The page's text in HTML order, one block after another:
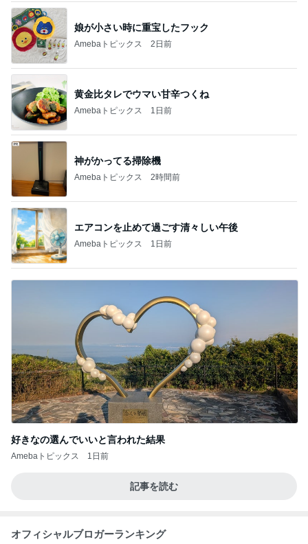
娘が小さい時に重宝したフック
Amebaトピックス 2日前
黄金比タレでウマい甘辛つくね
Amebaトピックス 1日前
神がかってる掃除機
Amebaトピックス 2時間前
エアコンを止めて過ごす清々しい午後
Amebaトピックス 1日前
好きなの選んでいいと言われた結果
Amebaトピックス 1日前
記事を読む
オフィシャルブロガーランキング